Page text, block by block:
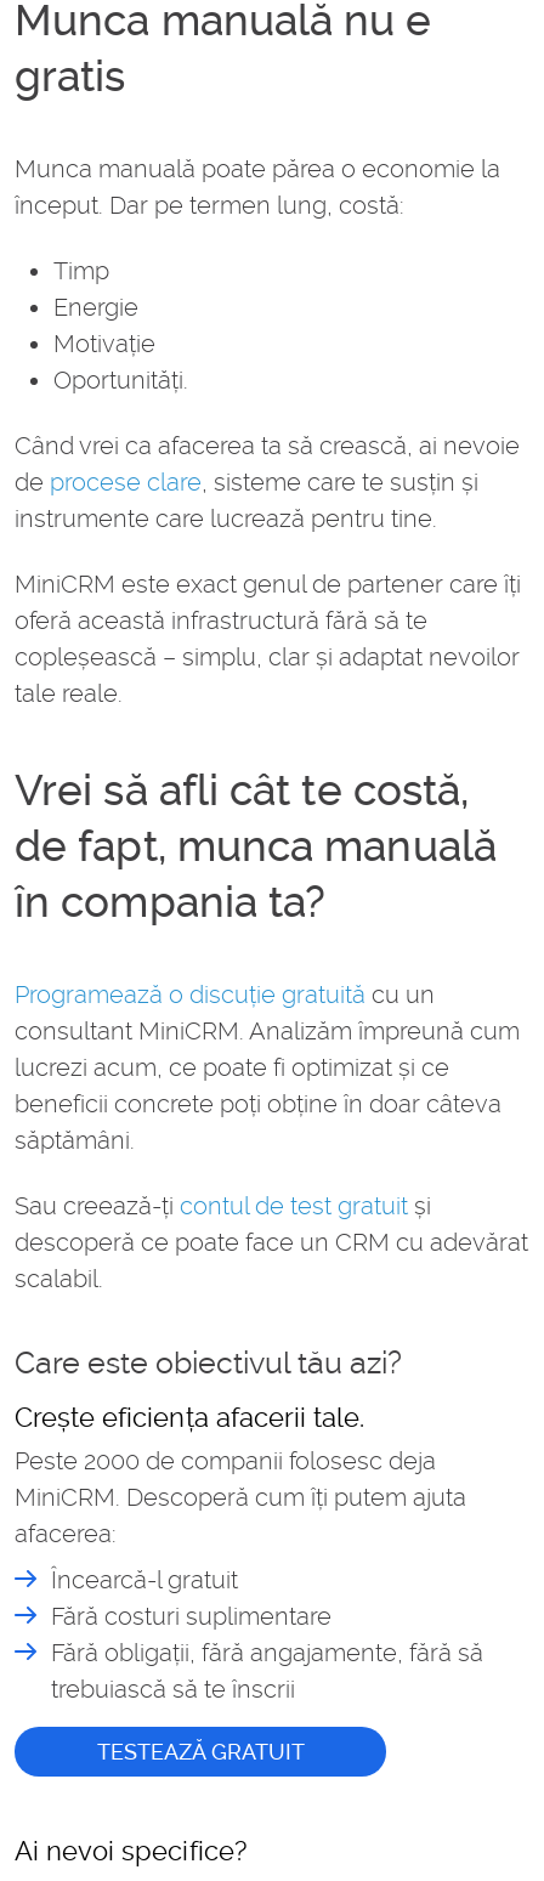
Munca manuală nu e
gratis
Munca manuală poate părea o economie la
început. Dar pe termen lung, costă:
Timp
Energie
Motivație
Oportunități.
Când vrei ca afacerea ta să crească, ai nevoie
de procese clare, sisteme care te susțin și
instrumente care lucrează pentru tine.
MiniCRM este exact genul de partener care îți
oferă această infrastructură fără să te
copleșească – simplu, clar și adaptat nevoilor
tale reale.
Vrei să afli cât te costă,
de fapt, munca manuală
în compania ta?
Programează o discuție gratuită cu un
consultant MiniCRM. Analizăm împreună cum
lucrezi acum, ce poate fi optimizat și ce
beneficii concrete poți obține în doar câteva
săptămâni.
Sau creează-ți contul de test gratuit și
descoperă ce poate face un CRM cu adevărat
scalabil.
Care este obiectivul tău azi?
Crește eficiența afacerii tale.
Peste 2000 de companii folosesc deja
MiniCRM. Descoperă cum îți putem ajuta
afacerea:
Încearcă-l gratuit
Fără costuri suplimentare
Fără obligații, fără angajamente, fără să
trebuiască să te înscrii
TESTEAZĂ GRATUIT
Ai nevoi specifice?